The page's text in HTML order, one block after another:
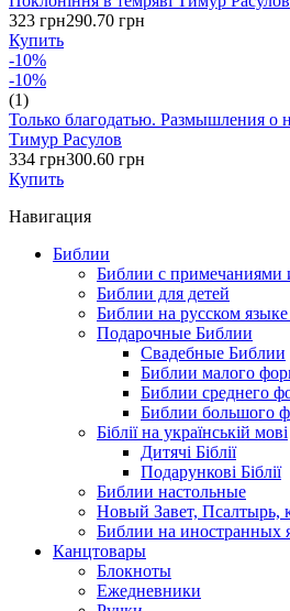
323 грн290.70 грн
Купить
-10%
-10%
(1)
Только благодатью. Размышления о
Тимур Расулов
334 грн300.60 грн
Купить
Навигация
Библии
Библии с примечаниями
Библии для детей
Библии на русском
Подарочные Библии
Свадебные Библии
Библии малого
Библии среднего
Библии большого
Біблії на українській мові
Дитячі Біблії
Подарункові Біблії
Библии настольные
Новый Завет, Псалтырь,
Библии на иностранных
Канцтовары
Блокноты
Ежедневники